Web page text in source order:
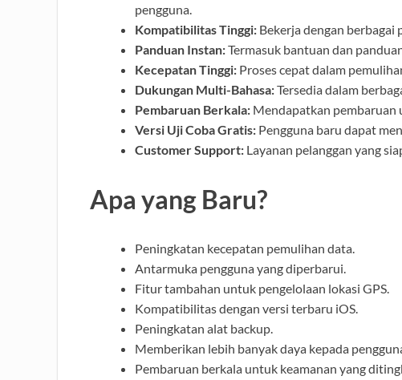
pengguna.
Kompatibilitas Tinggi: Bekerja dengan berbagai
Panduan Instan:Termasuk bantuan dan
Kecepatan Tinggi: Proses cepat dalam
Dukungan Multi-Bahasa:Tersedia dalam
Pembaruan Berkala: Mendapatkan pembaruan
Versi Uji Coba Gratis: Pengguna baru dapat
Customer Support: Layanan pelanggan yang
Apa yang Baru?
Peningkatan kecepatan pemulihan data.
Antarmuka pengguna yang diperbarui.
Fitur tambahan untuk pengelolaan lokasi GPS.
Kompatibilitas dengan versi terbaru iOS.
Peningkatan alat backup.
Memberikan lebih banyak daya kepada
Pembaruan berkala untuk keamanan yang